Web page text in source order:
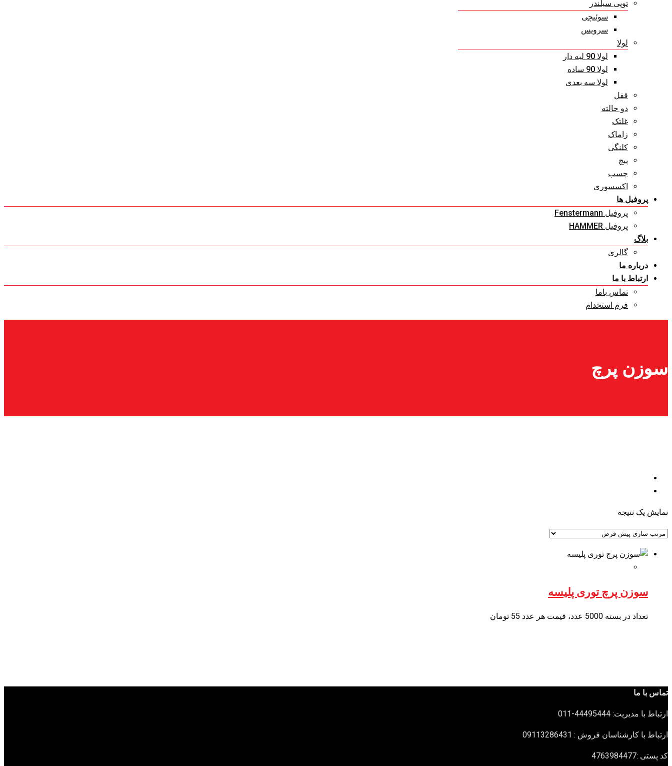
توپی سیلندر
سوئیچی
سرویس
لولا
لولا 90 لبه دار
لولا 90 ساده
لولا سه بعدی
قفل
دو حالته
غلتک
زاماک
کلنگی
پیچ
چسب
اکسسوری
پروفیل ها
پروفیل Fenstermann
پروفیل HAMMER
بلاگ
گالری
درباره ما
ارتباط با ما
تماس باما
فرم استخدام
سوزن پرچ
نمایش یک نتیجه
سوزن پرچ توری پلیسه
تعداد در بسته 5000 عدد، قیمت هر عدد 55 تومان
تماس با ما
ارتباط با مدیریت: 44495444-011
ارتباط با کارشناسان فروش : 09113286431
کد پستی :4763984477